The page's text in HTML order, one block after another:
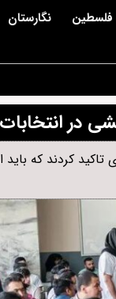
فلسطین نگارستان
در انتخابات
کردند که